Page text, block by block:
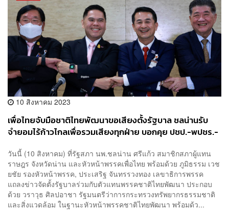
10 สิงหาคม 2023
เพื่อไทยจับมือชาติไทยพัฒนาขอเสียงตั้งรัฐบาล ชลน่านรับ
จำยอมไร้ก้าวไกลเพื่อรวมเสียงทุกฝ่าย บอกคุย ปชป.-พปชร.-
วันนี้ (10 สิงหาคม) ที่รัฐสภา นพ.ชลน่าน ศรีแก้ว สมาชิกสภาผู้แทน
ราษฎร จังหวัดน่าน และหัวหน้าพรรคเพื่อไทย พร้อมด้วย ภูมิธรรม เวช
ยชัย รองหัวหน้าพรรค, ประเสริฐ จันทรรวงทอง เลขาธิการพรรค
แถลงข่าวจัดตั้งรัฐบาลร่วมกับตัวแทนพรรคชาติไทยพัฒนา ประกอบ
ด้วย วราวุธ ศิลปอาชา รัฐมนตรีว่าการกระทรวงทรัพยากรธรรมชาติ
และสิ่งแวดล้อม ในฐานะหัวหน้าพรรคชาติไทยพัฒนา พร้อมด้ว...